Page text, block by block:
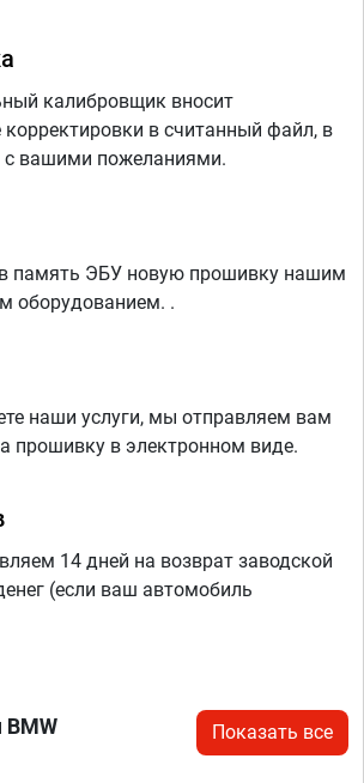
калибровщик вносит
в считанный файл, в
с вашими пожеланиями.
память ЭБУ новую прошивку нашим
оборудованием. .
наши услуги, мы отправляем вам
прошивку в электронном виде.
14 дней на возврат заводской
(если ваш автомобиль
Показать все